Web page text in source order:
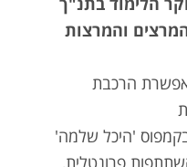
והמרצות
הרכבת
'היכל שלמה'
פרונטלית,